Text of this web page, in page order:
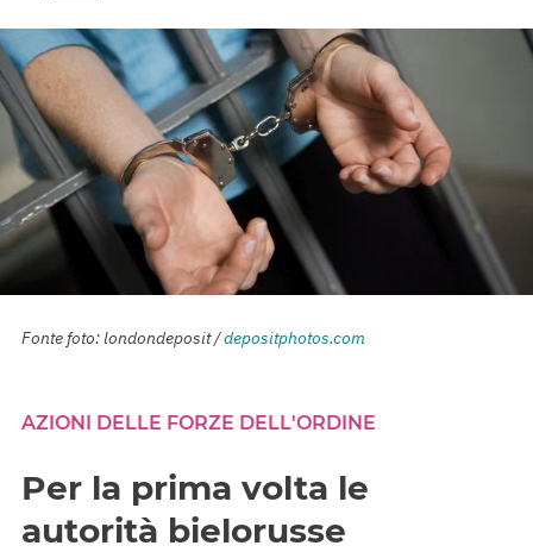
Fonte foto: londondeposit /depositphotos.com
AZIONI DELLE FORZE DELL'ORDINE
Per la prima volta le
autorità bielorusse